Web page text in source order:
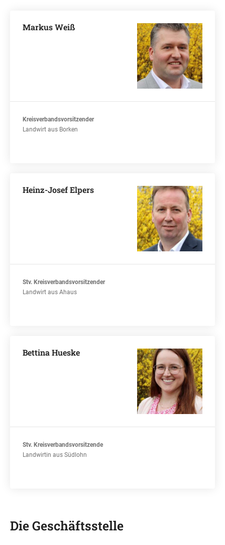
Markus Weiß
Kreisverbandsvorsitzender
Landwirt aus Borken
Heinz-Josef Elpers
Stv. Kreisverbandsvorsitzender
Landwirt aus Ahaus
Bettina Hueske
Stv. Kreisverbandsvorsitzende
Landwirtin aus Südlohn
Die Geschäftsstelle